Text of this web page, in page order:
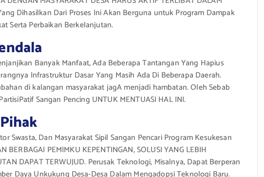
Dihasilkan Dari Proses Ini Akan Berguna untuk Program Dampak
Serta Perbaikan Berkelanjutan.
Banyak Manfaat, Ada Beberapa Tantangan Yang Hapius
Infrastruktur Dasar Yang Masih Ada Di Beberapa Daerah.
di kalangan masyarakat jagA menjadi hambatan. Oleh Sebab
Sangan Pencing UNTUK MENTUASI HAL INI.
Swasta, Dan Masyarakat Sipil Sangan Pencari Program Kesukesan
BERBAGAI PEMIMKU KEPENTINGAN, SOLUSI YANG LEBIH
DAPAT TERWUJUD. Perusak Teknologi, Misalnya, Dapat Berperan
Daya Unkukung Desa-Desa Dalam Mengadopsi Teknologi Baru.